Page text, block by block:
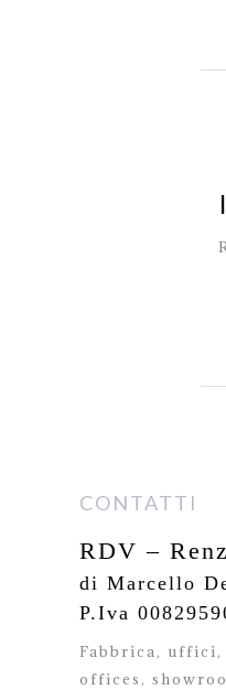
CONTATTI
RDV –
di Marcello
P.Iva
Fabbrica, uffici,
offices,